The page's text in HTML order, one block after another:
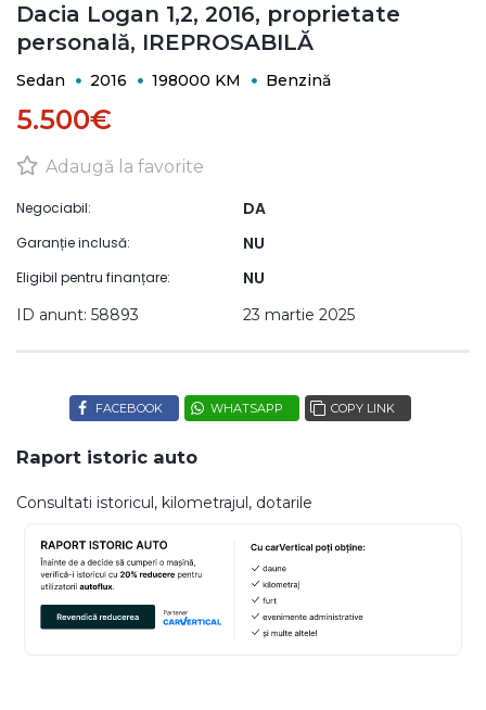
Dacia Logan 1,2, 2016, proprietate
personală, IREPROSABILĂ
Sedan 2016 198000 KM Benzină
5.500€
Adaugă la favorite
Negociabil: DA
Garanție inclusă: NU
Eligibil pentru finanțare: NU
ID anunt: 58893 23 martie 2025
FACEBOOK WHATSAPP COPY LINK
Raport istoric auto
Consultati istoricul, kilometrajul, dotarile